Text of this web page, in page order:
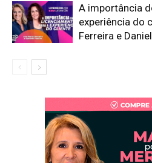
A importância
experiência do
Ferreira e